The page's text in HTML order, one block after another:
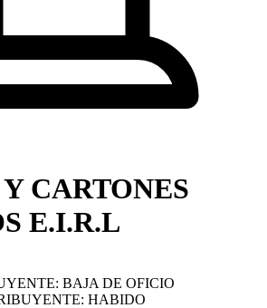
CARTONES
E.I.R.L
BAJA DE OFICIO
HABIDO